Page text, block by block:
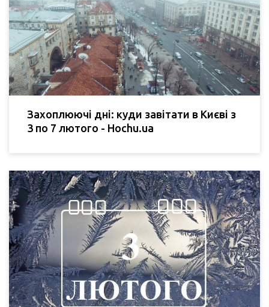
Захоплюючі дні: куди завітати в Києві з
3 по 7 лютого - Hochu.ua